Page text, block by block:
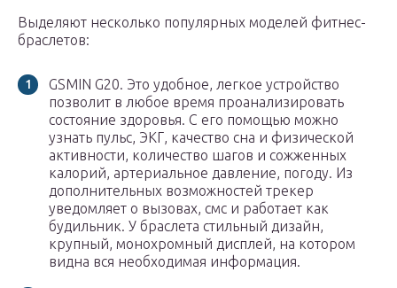
Выделяют несколько популярных моделей фитнес-
браслетов:
GSMIN G20. Это удобное, легкое устройство
позволит в любое время проанализировать
состояние здоровья. С его помощью можно
узнать пульс, ЭКГ, качество сна и физической
активности, количество шагов и сожженных
калорий, артериальное давление, погоду. Из
дополнительных возможностей трекер
уведомляет о вызовах, смс и работает как
будильник. У браслета стильный дизайн,
крупный, монохромный дисплей, на котором
видна вся необходимая информация.